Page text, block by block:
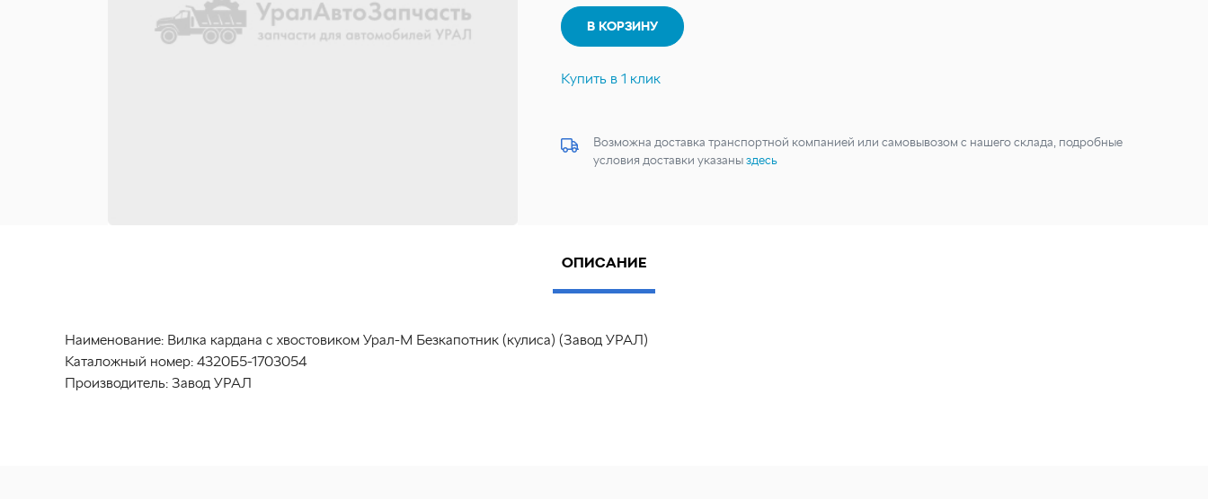
В КОРЗИНУ
Купить в 1 клик
Возможна доставка транспортной компанией или самовывозом с нашего склада, подробные
условия доставки указаныздесь
ОПИСАНИЕ
Наименование: Вилка кардана с хвостовиком Урал-М Безкапотник (кулиса) (Завод УРАЛ)
Каталожный номер: 4320Б5-1703054
Производитель: Завод УРАЛ